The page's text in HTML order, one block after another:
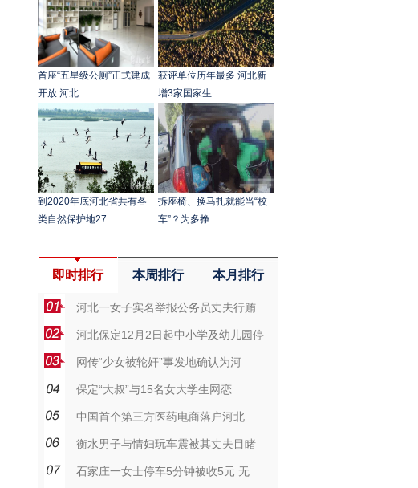
首座“五星级公厕”正式建成
开放 河北
获评单位历年最多 河北新
增3家国家生
到2020年底河北省共有各
类自然保护地27
拆座椅、换马扎就能当“校
车”？为多挣
即时排行 本周排行 本月排行
河北一女子实名举报公务员丈夫行贿
河北保定12月2日起中小学及幼儿园停
网传“少女被轮奸”事发地确认为河
保定“大叔”与15名女大学生网恋
中国首个第三方医药电商落户河北
衡水男子与情妇玩车震被其丈夫目睹
石家庄一女士停车5分钟被收5元 无